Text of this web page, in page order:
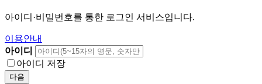
아이디·비밀번호를 통한 로그인 서비스입니다.
이용안내
아이디
아이디 저장
다음